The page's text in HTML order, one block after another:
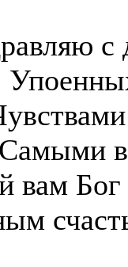
Самыми
вам Бог